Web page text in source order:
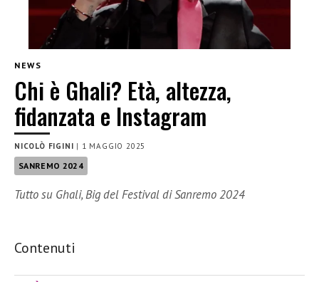
NEWS
Chi è Ghali? Età, altezza,
fidanzata e Instagram
NICOLÒ FIGINI | 1 MAGGIO 2025
SANREMO 2024
Tutto su Ghali, Big del Festival di Sanremo 2024
Contenuti